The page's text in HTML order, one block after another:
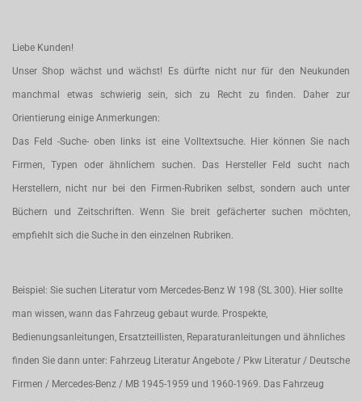
Liebe Kunden!
Unser Shop wächst und wächst! Es dürfte nicht nur für den Neukunden
manchmal etwas schwierig sein, sich zu Recht zu finden. Daher zur
Orientierung einige Anmerkungen:
Das Feld -Suche- oben links ist eine Volltextsuche. Hier können Sie nach
Firmen, Typen oder ähnlichem suchen. Das Hersteller Feld sucht nach
Herstellern, nicht nur bei den Firmen-Rubriken selbst, sondern auch unter
Büchern und Zeitschriften. Wenn Sie breit gefächerter suchen möchten,
empfiehlt sich die Suche in den einzelnen Rubriken.
Beispiel: Sie suchen Literatur vom Mercedes-Benz W 198 (SL 300). Hier sollte
man wissen, wann das Fahrzeug gebaut wurde. Prospekte,
Bedienungsanleitungen, Ersatzteillisten, Reparaturanleitungen und ähnliches
finden Sie dann unter: Fahrzeug Literatur Angebote / Pkw Literatur / Deutsche
Firmen / Mercedes-Benz / MB 1945-1959 und 1960-1969. Das Fahrzeug